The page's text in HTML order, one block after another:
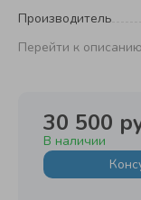
Производитель
Перейти к
30 500
В наличии